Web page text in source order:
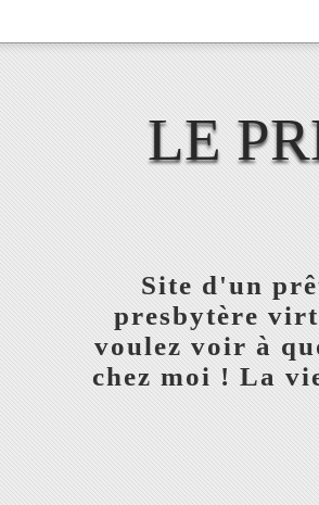
LE
Site d'un
presbytère
voulez voir à
chez moi ! La